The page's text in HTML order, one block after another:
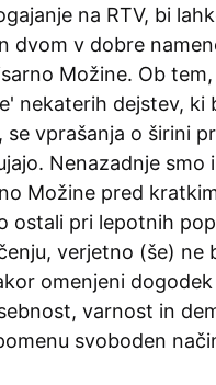
na RTV, bi
dvom v dobre
Možine. Ob
nekaterih dejstev, ki
se vprašanja o širini
Nenazadnje smo
Možine pred
ostali pri lepotnih
verjetno (še) ne
omenjeni
varnost in
svoboden